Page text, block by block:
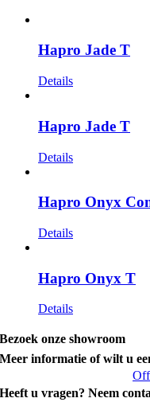
Hapro Jade T
Details
Hapro Jade T
Details
Hapro Onyx
Details
Hapro Onyx T
Details
Bezoek onze showroom
Meer informatie of wilt u
Heeft u vragen? Neem